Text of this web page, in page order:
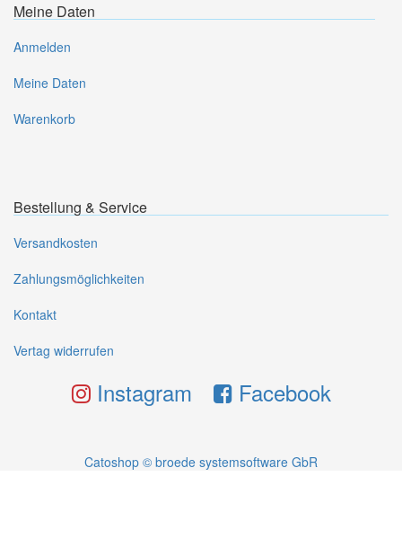
Meine Daten
Anmelden
Meine Daten
Warenkorb
Bestellung & Service
Versandkosten
Zahlungsmöglichkeiten
Kontakt
Vertag widerrufen
Instagram Facebook
Catoshop © broede systemsoftware GbR